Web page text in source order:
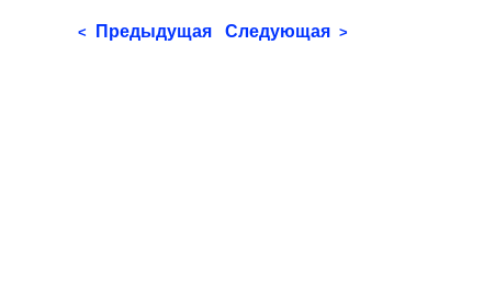
< Предыдущая Следующая >